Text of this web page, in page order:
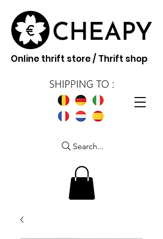
Online thrift store / Thrift shop
Search...